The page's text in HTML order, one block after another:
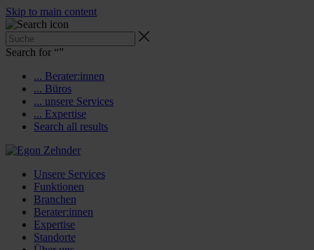
Skip to main content
Search for “”
... Berater:innen
... Büros
... unsere Services
... Expertise
Search all results
Unsere Services
Funktionen
Branchen
Berater:innen
Expertise
Standorte